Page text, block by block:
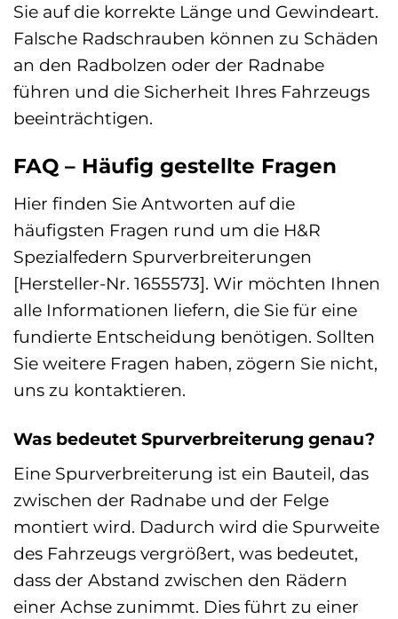
Sie auf die korrekte Länge und Gewindeart.
Falsche Radschrauben können zu Schäden
an den Radbolzen oder der Radnabe
führen und die Sicherheit Ihres Fahrzeugs
beeinträchtigen.
FAQ – Häufig gestellte Fragen
Hier finden Sie Antworten auf die
häufigsten Fragen rund um die H&R
Spezialfedern Spurverbreiterungen
[Hersteller-Nr. 1655573]. Wir möchten Ihnen
alle Informationen liefern, die Sie für eine
fundierte Entscheidung benötigen. Sollten
Sie weitere Fragen haben, zögern Sie nicht,
uns zu kontaktieren.
Was bedeutet Spurverbreiterung genau?
Eine Spurverbreiterung ist ein Bauteil, das
zwischen der Radnabe und der Felge
montiert wird. Dadurch wird die Spurweite
des Fahrzeugs vergrößert, was bedeutet,
dass der Abstand zwischen den Rädern
einer Achse zunimmt. Dies führt zu einer